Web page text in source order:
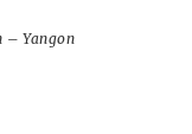
– Yangon